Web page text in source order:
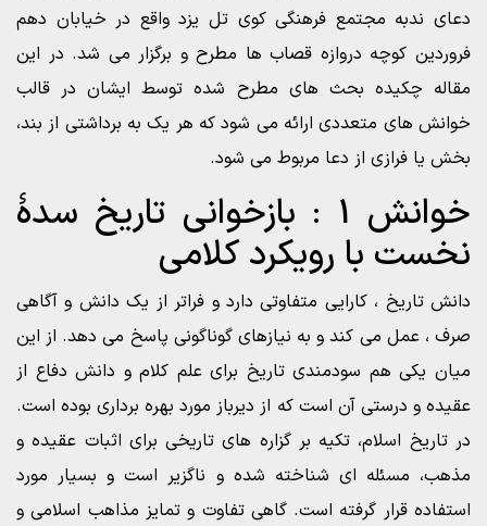
دعای ندبه مجتمع فرهنگی کوی تل یزد واقع در خیابان دهم
فروردین کوچه دروازه قصاب ها مطرح و برگزار می شد. در این
مقاله چکیده بحث های مطرح شده توسط ایشان در قالب
خوانش های متعددی ارائه می شود که هر یک به برداشتی از بند،
بخش یا فرازی از دعا مربوط می شود.
خوانش 1 : بازخوانی تاریخ سدۀ
نخست با رویکرد کلامی
دانش تاریخ ، کارایی متفاوتی دارد و فراتر از یک دانش و آگاهی
صرف ، عمل می کند و به نیازهای گوناگونی پاسخ می دهد. از این
میان یکی هم سودمندی تاریخ برای علم کلام و دانش دفاع از
عقیده و درستی آن است که از دیرباز مورد بهره برداری بوده است.
در تاریخ اسلام، تکیه بر گزاره های تاریخی برای اثبات عقیده و
مذهب، مسئله ای شناخته شده و ناگزیر است و بسیار مورد
استفاده قرار گرفته است. گاهی تفاوت و تمایز مذاهب اسلامی و